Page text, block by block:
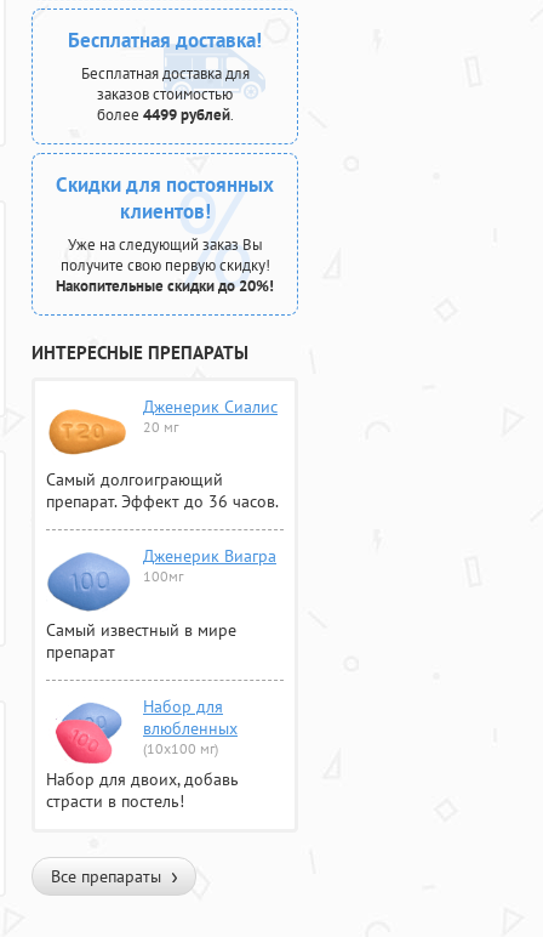
Бесплатная доставка!
Бесплатная доставка для
заказов стоимостью
более 4499 рублей.
Скидки для постоянных
клиентов!
Уже на следующий заказ Вы
получите свою первую скидку!
Накопительные скидки до 20%!
ИНТЕРЕСНЫЕ ПРЕПАРАТЫ
Дженерик Сиалис
20 мг
Самый долгоиграющий
препарат. Эффект до 36 часов.
Дженерик Виагра
100мг
Самый известный в мире
препарат
Набор для
влюбленных
(10х100 мг)
Набор для двоих, добавь
страсти в постель!
Все препараты